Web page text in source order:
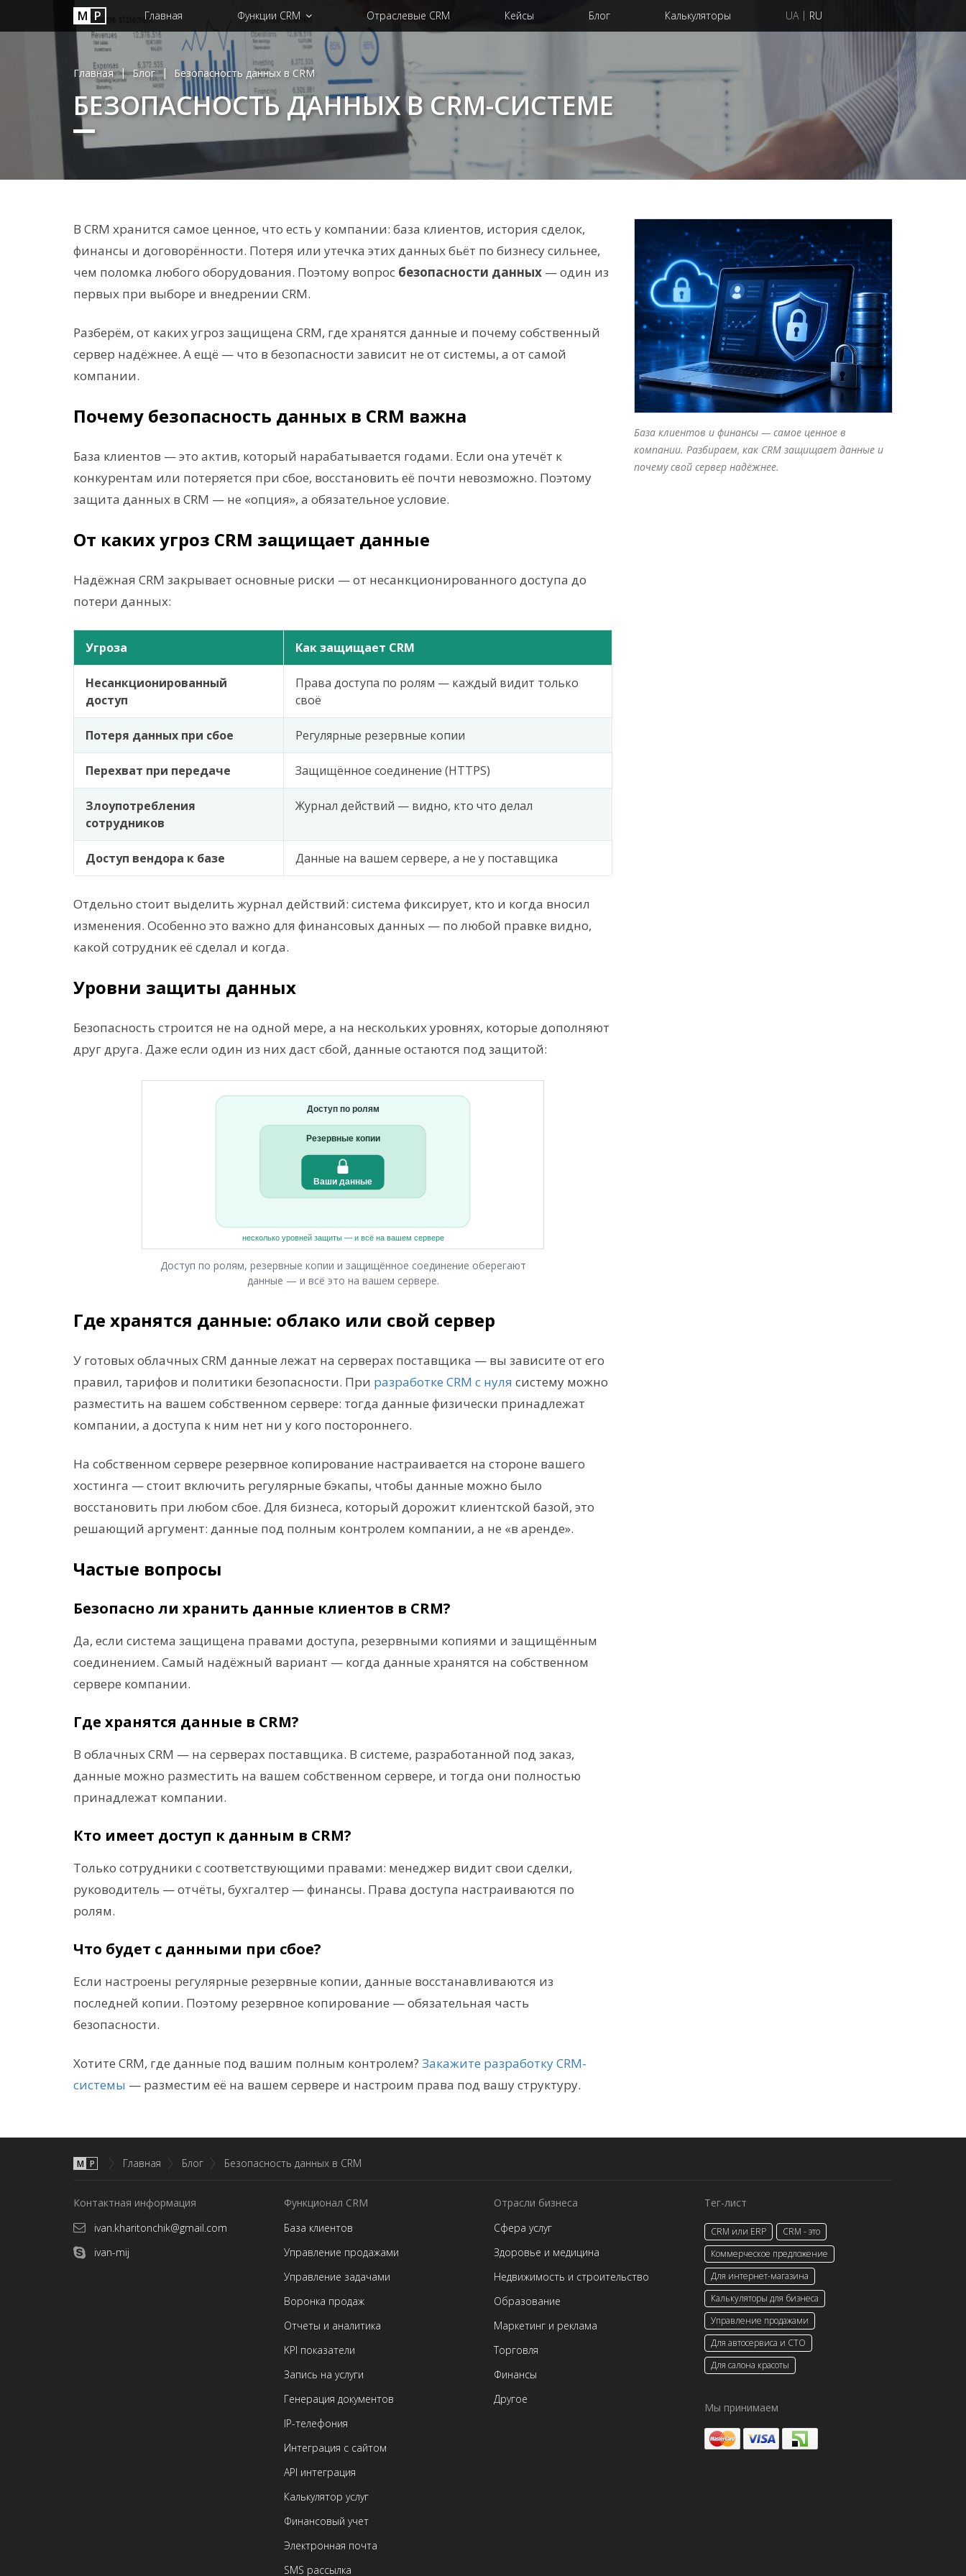
М P Главная Функции CRM Отраслевые CRM Кейсы Блог Калькуляторы UA | RU
БЕЗОПАСНОСТЬ ДАННЫХ В CRM-СИСТЕМЕ
Главная | Блог | Безопасность данных в CRM
База клиентов и финансы — самое ценное в
компании. Разбираем, как CRM защищает данные и
почему свой сервер надёжнее.
В CRM хранится самое ценное, что есть у компании: база клиентов, история сделок,
финансы и договорённости. Потеря или утечка этих данных бьёт по бизнесу сильнее,
чем поломка любого оборудования. Поэтому вопрос безопасности данных — один из
первых при выборе и внедрении CRM.
Разберём, от каких угроз защищена CRM, где хранятся данные и почему собственный
сервер надёжнее. А ещё — что в безопасности зависит не от системы, а от самой
компании.
Почему безопасность данных в CRM важна
База клиентов — это актив, который нарабатывается годами. Если она утечёт к
конкурентам или потеряется при сбое, восстановить её почти невозможно. Поэтому
защита данных в CRM — не «опция», а обязательное условие.
От каких угроз CRM защищает данные
Надёжная CRM закрывает основные риски — от несанкционированного доступа до
потери данных:
Угроза Как защищает CRM
Несанкционированный
доступ
Права доступа по ролям — каждый видит только
своё
Потеря данных при сбое Регулярные резервные копии
Перехват при передаче Защищённое соединение (HTTPS)
Злоупотребления
сотрудников
Журнал действий — видно, кто что делал
Доступ вендора к базе Данные на вашем сервере, а не у поставщика
Отдельно стоит выделить журнал действий: система фиксирует, кто и когда вносил
изменения. Особенно это важно для финансовых данных — по любой правке видно,
какой сотрудник её сделал и когда.
Уровни защиты данных
Безопасность строится не на одной мере, а на нескольких уровнях, которые дополняют
друг друга. Даже если один из них даст сбой, данные остаются под защитой:
Доступ по ролям, резервные копии и защищённое соединение оберегают
данные — и всё это на вашем сервере.
Где хранятся данные: облако или свой сервер
У готовых облачных CRM данные лежат на серверах поставщика — вы зависите от его
правил, тарифов и политики безопасности. При разработке CRM с нуля систему можно
разместить на вашем собственном сервере: тогда данные физически принадлежат
компании, а доступа к ним нет ни у кого постороннего.
На собственном сервере резервное копирование настраивается на стороне вашего
хостинга — стоит включить регулярные бэкапы, чтобы данные можно было
восстановить при любом сбое. Для бизнеса, который дорожит клиентской базой, это
решающий аргумент: данные под полным контролем компании, а не «в аренде».
Частые вопросы
Безопасно ли хранить данные клиентов в CRM?
Да, если система защищена правами доступа, резервными копиями и защищённым
соединением. Самый надёжный вариант — когда данные хранятся на собственном
сервере компании.
Где хранятся данные в CRM?
В облачных CRM — на серверах поставщика. В системе, разработанной под заказ,
данные можно разместить на вашем собственном сервере, и тогда они полностью
принадлежат компании.
Кто имеет доступ к данным в CRM?
Только сотрудники с соответствующими правами: менеджер видит свои сделки,
руководитель — отчёты, бухгалтер — финансы. Права доступа настраиваются по
ролям.
Что будет с данными при сбое?
Если настроены регулярные резервные копии, данные восстанавливаются из
последней копии. Поэтому резервное копирование — обязательная часть
безопасности.
Хотите CRM, где данные под вашим полным контролем? Закажите разработку CRM-
системы — разместим её на вашем сервере и настроим права под вашу структуру.
М P Главная Блог Безопасность данных в CRM
Контактная информация
ivan.kharitonchik@gmail.com
ivan-mij
Функционал CRM
База клиентов
Управление продажами
Управление задачами
Воронка продаж
Отчеты и аналитика
KPI показатели
Запись на услуги
Генерация документов
IP-телефония
Интеграция с сайтом
API интеграция
Калькулятор услуг
Финансовый учет
Электронная почта
SMS рассылка
Отрасли бизнеса
Сфера услуг
Здоровье и медицина
Недвижимость и строительство
Образование
Маркетинг и реклама
Торговля
Финансы
Другое
Тег-лист
CRM или ERP
CRM - это
Коммерческое предложение
Для интернет-магазина
Калькуляторы для бизнеса
Управление продажами
Для автосервиса и СТО
Для салона красоты
Мы принимаем